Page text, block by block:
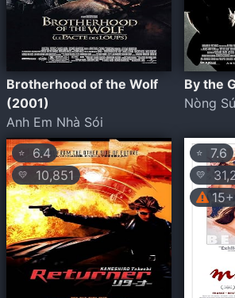
Brotherhood of the Wolf
(2001)
Anh Em Nhà Sói
By the
Nòng
⭐ 6.4
💛 10,851
⭐ 7.6
💛
15+